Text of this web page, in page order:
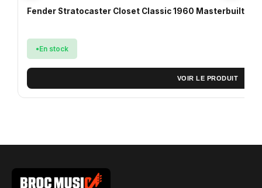
Fender Stratocaster Closet Classic 1960 Masterbuilt
En stock
VOIR LE PRODUIT